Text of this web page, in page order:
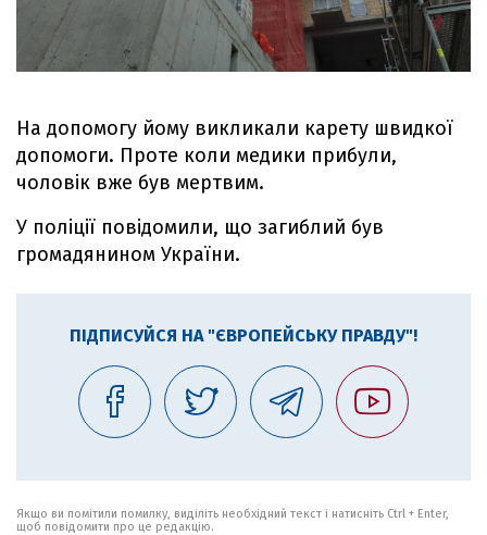
На допомогу йому викликали карету швидкої
допомоги. Проте коли медики прибули,
чоловік вже був мертвим.
У поліції повідомили, що загиблий був
громадянином України.
ПІДПИСУЙСЯ НА "ЄВРОПЕЙСЬКУ ПРАВДУ"!
Якщо ви помітили помилку, виділіть необхідний текст і натисніть Ctrl + Enter,
щоб повідомити про це редакцію.